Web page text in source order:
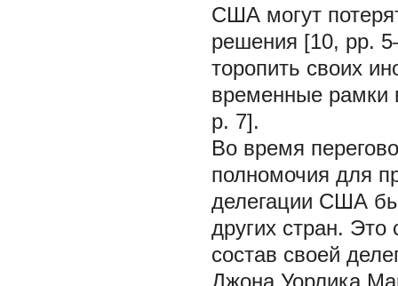
США могут
решения [10, pp.
торопить своих
временные рамки
p. 7].
Во время
полномочия для
делегации США
других стран.
состав своей
Джона Уорлика